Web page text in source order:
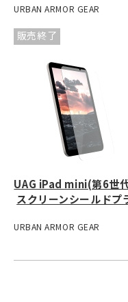
URBAN ARMOR GEAR
販売終了
UAG iPad mini(第6世
スクリーンシールドプ
URBAN ARMOR GEAR